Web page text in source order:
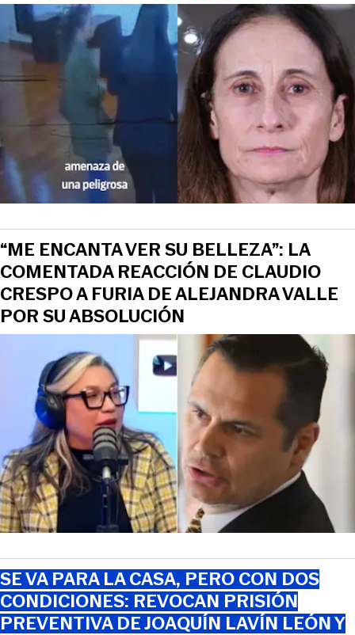
“ME ENCANTA VER SU BELLEZA”: LA
COMENTADA REACCIÓN DE CLAUDIO
CRESPO A FURIA DE ALEJANDRA VALLE
POR SU ABSOLUCIÓN
SE VA PARA LA CASA, PERO CON DOS
CONDICIONES: REVOCAN PRISIÓN
PREVENTIVA DE JOAQUÍN LAVÍN LEÓN Y